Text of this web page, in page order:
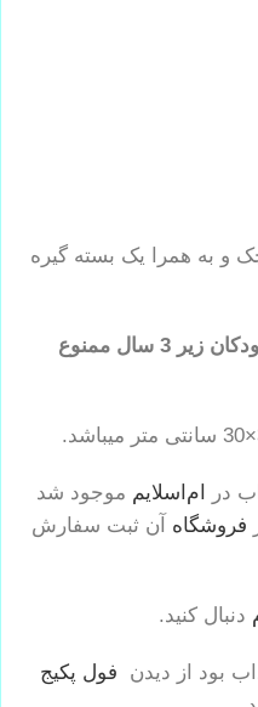
و به همرا یک بسته گیره
استفاده از این محصول برای کودکان زیر 3 سال ممنوع
در ام‌اسلایم موجود شد
فروشگاه آن ثبت سفارش
دنبال کنید.
بود از دیدن فول پکیج